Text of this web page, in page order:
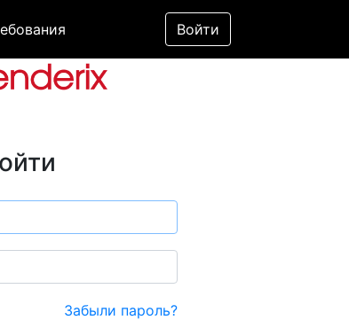
Войти
Забыли пароль?